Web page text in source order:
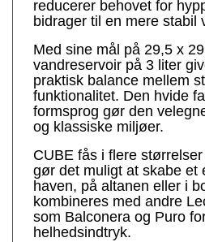
reducerer behovet for
bidrager til en mere
Med sine mål på 29,5 x
vandreservoir på 3 liter
praktisk balance mellem
funktionalitet. Den hvide
formsprog gør den
og klassiske miljøer.
CUBE fås i flere
gør det muligt at skabe et
haven, på altanen eller i
kombineres med andre
som Balconera og Puro
helhedsindtryk.